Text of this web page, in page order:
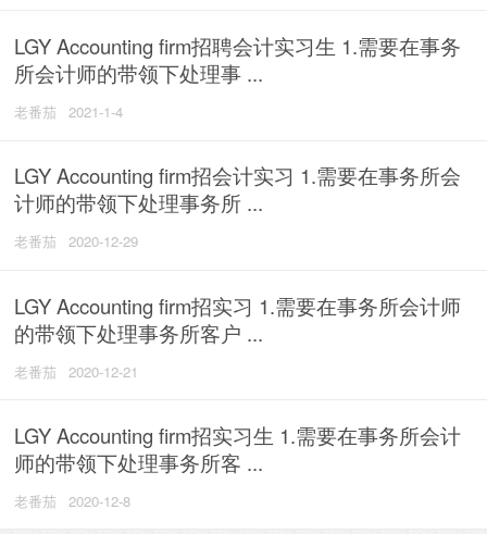
LGY Accounting firm招聘会计实习生 1.需要在事务
所会计师的带领下处理事 ...
老番茄 2021-1-4
LGY Accounting firm招会计实习 1.需要在事务所会
计师的带领下处理事务所 ...
老番茄 2020-12-29
LGY Accounting firm招实习 1.需要在事务所会计师
的带领下处理事务所客户 ...
老番茄 2020-12-21
LGY Accounting firm招实习生 1.需要在事务所会计
师的带领下处理事务所客 ...
老番茄 2020-12-8